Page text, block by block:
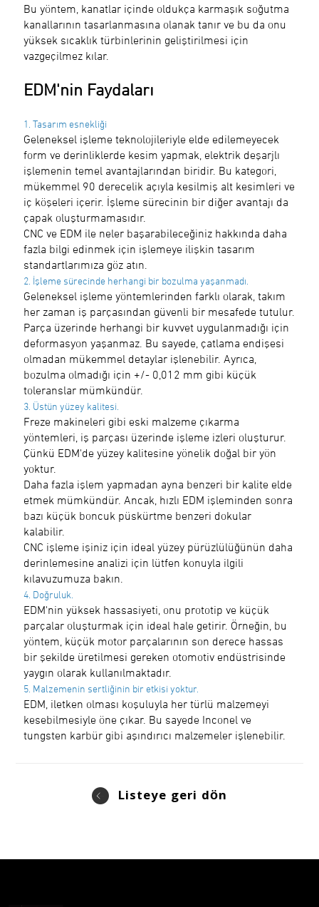
Bu yöntem, kanatlar içinde oldukça karmaşık soğutma
kanallarının tasarlanmasına olanak tanır ve bu da onu
yüksek sıcaklık türbinlerinin geliştirilmesi için
vazgeçilmez kılar.
EDM'nin Faydaları
1. Tasarım esnekliği
Geleneksel işleme teknolojileriyle elde edilemeyecek
form ve derinliklerde kesim yapmak, elektrik deşarjlı
işlemenin temel avantajlarından biridir. Bu kategori,
mükemmel 90 derecelik açıyla kesilmiş alt kesimleri ve
iç köşeleri içerir. İşleme sürecinin bir diğer avantajı da
çapak oluşturmamasıdır.
CNC ve EDM ile neler başarabileceğiniz hakkında daha
fazla bilgi edinmek için işlemeye ilişkin tasarım
standartlarımıza göz atın.
2. İşleme sürecinde herhangi bir bozulma yaşanmadı.
Geleneksel işleme yöntemlerinden farklı olarak, takım
her zaman iş parçasından güvenli bir mesafede tutulur.
Parça üzerinde herhangi bir kuvvet uygulanmadığı için
deformasyon yaşanmaz. Bu sayede, çatlama endişesi
olmadan mükemmel detaylar işlenebilir. Ayrıca,
bozulma olmadığı için +/- 0,012 mm gibi küçük
toleranslar mümkündür.
3. Üstün yüzey kalitesi.
Freze makineleri gibi eski malzeme çıkarma
yöntemleri, iş parçası üzerinde işleme izleri oluşturur.
Çünkü EDM'de yüzey kalitesine yönelik doğal bir yön
yoktur.
Daha fazla işlem yapmadan ayna benzeri bir kalite elde
etmek mümkündür. Ancak, hızlı EDM işleminden sonra
bazı küçük boncuk püskürtme benzeri dokular
kalabilir.
CNC işleme işiniz için ideal yüzey pürüzlülüğünün daha
derinlemesine analizi için lütfen konuyla ilgili
kılavuzumuza bakın.
4. Doğruluk.
EDM'nin yüksek hassasiyeti, onu prototip ve küçük
parçalar oluşturmak için ideal hale getirir. Örneğin, bu
yöntem, küçük motor parçalarının son derece hassas
bir şekilde üretilmesi gereken otomotiv endüstrisinde
yaygın olarak kullanılmaktadır.
5. Malzemenin sertliğinin bir etkisi yoktur.
EDM, iletken olması koşuluyla her türlü malzemeyi
kesebilmesiyle öne çıkar. Bu sayede Inconel ve
tungsten karbür gibi aşındırıcı malzemeler işlenebilir.
Listeye geri dön